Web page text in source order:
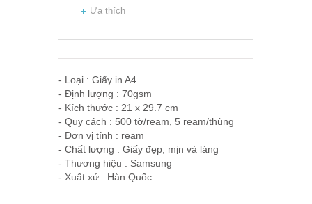
Ưa thích
- Loại : Giấy in A4
- Định lượng : 70gsm
- Kích thước : 21 x 29.7 cm
- Quy cách : 500 tờ/ream, 5 ream/thùng
- Đơn vị tính : ream
- Chất lượng : Giấy đẹp, mịn và láng
- Thương hiệu : Samsung
- Xuất xứ : Hàn Quốc